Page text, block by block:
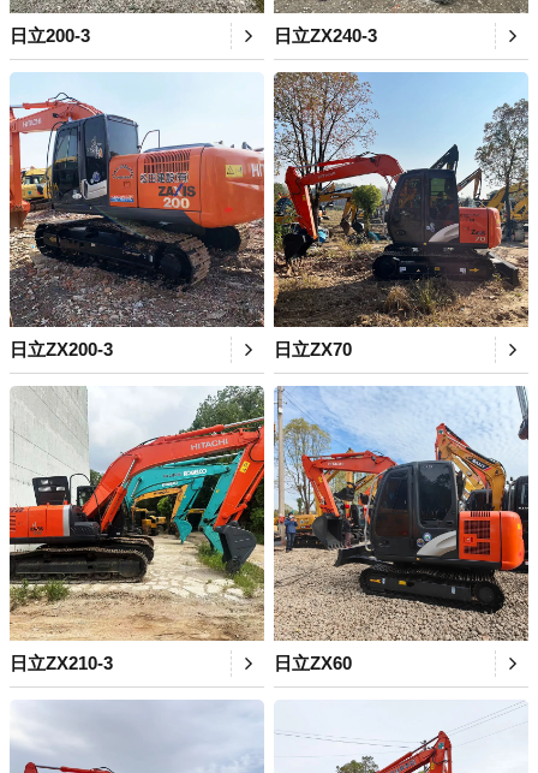
日立200-3 日立ZX240-3
日立ZX200-3 日立ZX70
日立ZX210-3 日立ZX60